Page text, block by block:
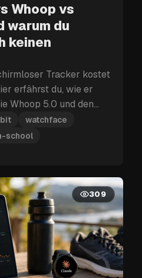
Whoop vs
warum du
keinen
Tracker kostet
erfährst du, wie er
Whoop 5.0 und den
warum dir ein
schon heute dasselbe
liefert, wenn du
watchface
school
309